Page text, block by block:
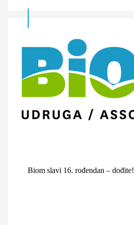
Biom slavi 16. rođendan – dođite!